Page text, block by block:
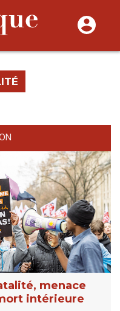
menace
intérieure